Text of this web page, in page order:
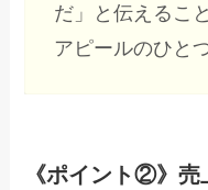
だ」と伝えるこ
アピールのひと
《ポイント②》売